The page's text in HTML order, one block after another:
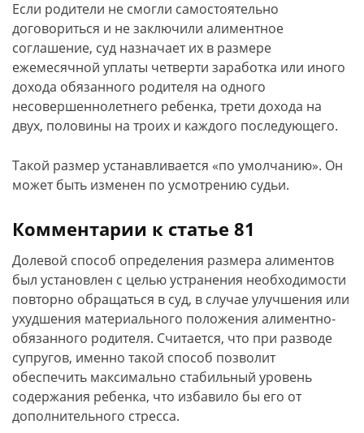
Если родители не смогли самостоятельно
договориться и не заключили алиментное
соглашение, суд назначает их в размере
ежемесячной уплаты четверти заработка или иного
дохода обязанного родителя на одного
несовершеннолетнего ребенка, трети дохода на
двух, половины на троих и каждого последующего.
Такой размер устанавливается «по умолчанию». Он
может быть изменен по усмотрению судьи.
Комментарии к статье 81
Долевой способ определения размера алиментов
был установлен с целью устранения необходимости
повторно обращаться в суд, в случае улучшения или
ухудшения материального положения алиментно-
обязанного родителя. Считается, что при разводе
супругов, именно такой способ позволит
обеспечить максимально стабильный уровень
содержания ребенка, что избавило бы его от
дополнительного стресса.